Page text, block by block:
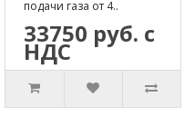
подачи газа от 4..
33750 руб. с
НДС